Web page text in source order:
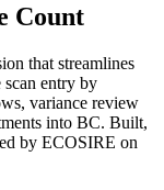
Count
that streamlines
entry by
variance review
into BC. Built,
by ECOSIRE on